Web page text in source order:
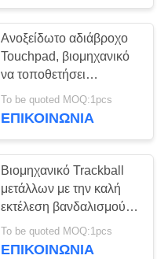
Ανοξείδωτο αδιάβροχο
Touchpad, βιομηχανικό
να τοποθετήσει
κραμάτων αργιλίου
Touchpad ράφι
To be quoted MOQ:1pcs
ΕΠΙΚΟΙΝΩΝΊΑ
Βιομηχανικό Trackball
μετάλλων με την καλή
εκτέλεση βανδαλισμού
πληκτρολογίων αριθμού
To be quoted MOQ:1pcs
ΕΠΙΚΟΙΝΩΝΊΑ